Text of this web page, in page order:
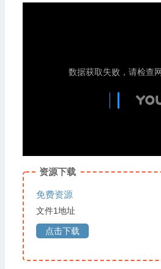
资源下载
免费资源
文件1地址
点击下载